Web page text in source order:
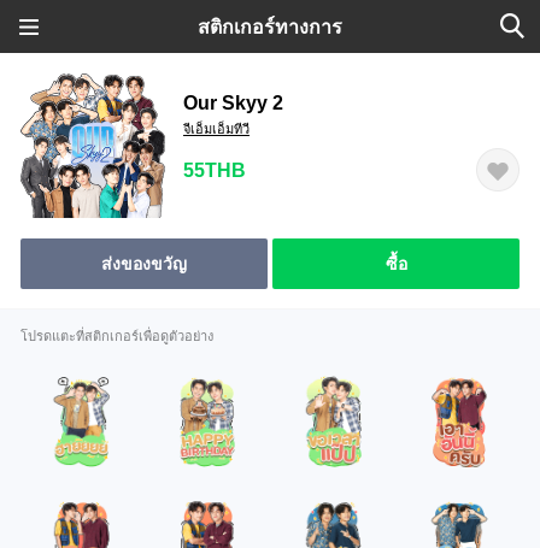
สติกเกอร์ทางการ
Our Skyy 2
จีเอ็มเอ็มทีวี
55THB
ส่งของขวัญ ซื้อ
โปรดแตะที่สติกเกอร์เพื่อดูตัวอย่าง